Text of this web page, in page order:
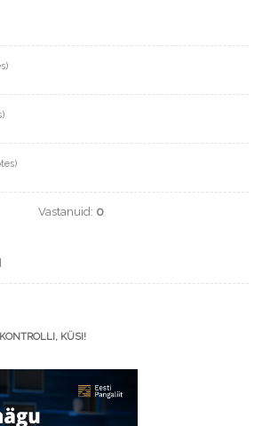
Vastanuid: 0
KÜSI!